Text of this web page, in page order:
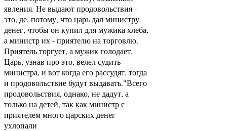
явления. Не выдают продовольствия -
это, де, потому, что царь дал министру
денег, чтобы он купил для мужика хлеба,
а министр их - приятелю на торговлю.
Приятель торгует, а мужик голодает.
Царь, узнав про это, велел судить
министра, и вот когда его рассудят, тогда
и продовольствие будут выдавать."Всего
продовольствия, однако, не дадут, а
только на детей, так как министр с
приятелем много царских денег
ухлопали